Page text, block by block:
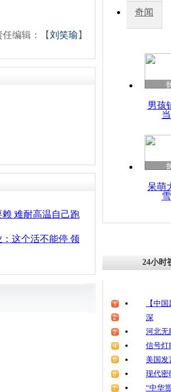
任编辑：【刘笑瑜 】
难耐高温自己跑
这个活不能停 领
秀
奇闻
男孩
呆萌
24小时
【中
深
河北无
信号灯
美国发
现代密
“中华